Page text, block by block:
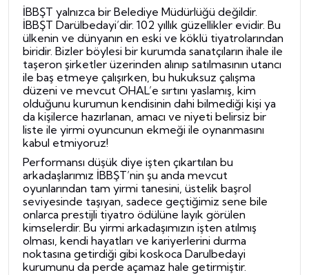
İBBŞT yalnızca bir Belediye Müdürlüğü değildir.
İBBŞT Darülbedayi’dir. 102 yıllık güzellikler evidir. Bu
ülkenin ve dünyanın en eski ve köklü tiyatrolarından
biridir. Bizler böylesi bir kurumda sanatçıların ihale ile
taşeron şirketler üzerinden alınıp satılmasının utancı
ile baş etmeye çalışırken, bu hukuksuz çalışma
düzeni ve mevcut OHAL’e sırtını yaslamış, kim
olduğunu kurumun kendisinin dahi bilmediği kişi ya
da kişilerce hazırlanan, amacı ve niyeti belirsiz bir
liste ile yirmi oyuncunun ekmeği ile oynanmasını
kabul etmiyoruz!
Performansı düşük diye işten çıkartılan bu
arkadaşlarımız İBBŞT’nin şu anda mevcut
oyunlarından tam yirmi tanesini, üstelik başrol
seviyesinde taşıyan, sadece geçtiğimiz sene bile
onlarca prestijli tiyatro ödülüne layık görülen
kimselerdir. Bu yirmi arkadaşımızın işten atılmış
olması, kendi hayatları ve kariyerlerini durma
noktasına getirdiği gibi koskoca Darulbedayi
kurumunu da perde açamaz hale getirmiştir.